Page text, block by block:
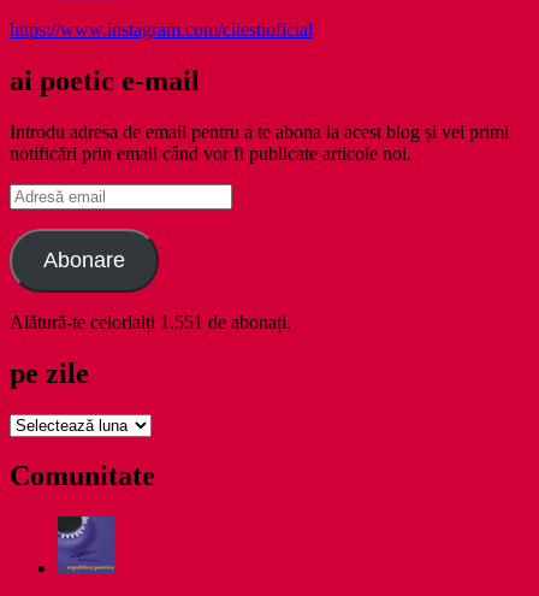
https://www.instagram.com/citestioficial
ai poetic e-mail
Introdu adresa de email pentru a te abona la acest blog și vei primi
notificări prin email când vor fi publicate articole noi.
Adresă
email
Abonare
Alătură-te celorlalți 1.551 de abonați.
pe zile
pe
Comunitate